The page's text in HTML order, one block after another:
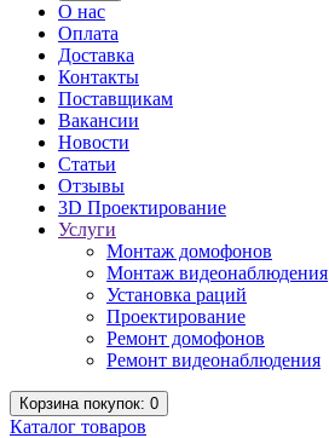
О нас
Оплата
Доставка
Контакты
Поставщикам
Вакансии
Новости
Статьи
Отзывы
3D Проектирование
Услуги
Монтаж домофонов
Монтаж видеонаблюдения
Установка раций
Проектирование
Ремонт домофонов
Ремонт видеонаблюдения
Корзинапокупок: 0
Каталог товаров